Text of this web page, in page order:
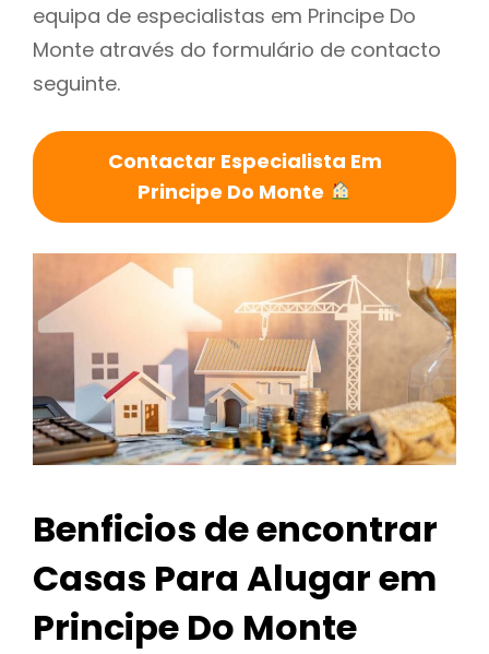
equipa de especialistas em Principe Do
Monte através do formulário de contacto
seguinte.
Contactar Especialista Em
Principe Do Monte
Benficios de encontrar
Casas Para Alugar em
Principe Do Monte